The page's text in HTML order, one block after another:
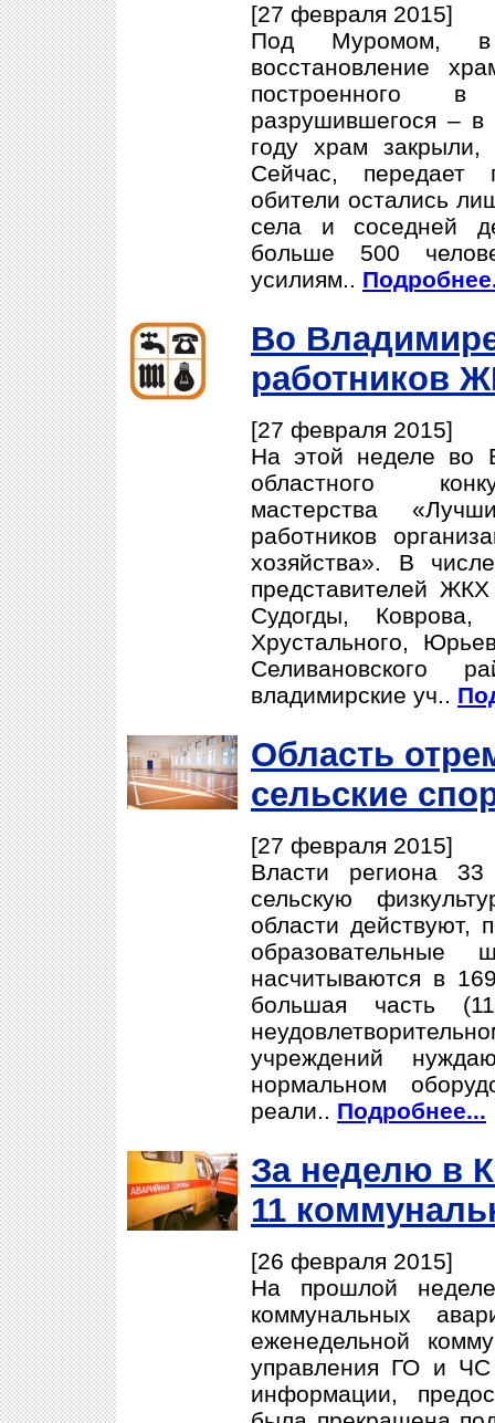
[27 февраля 2015]
Под Муромом, в
восстановление
построенного
разрушившегося –
году храм закрыли,
Сейчас, передает
обители остались
села и соседней
больше 500
усилиям..
Во
работников
[27 февраля 2015]
На этой неделе во
областного
мастерства
работников
хозяйства». В
представителей
Судогды,
Хрустального,
владимирские уч..
Область
сельские
[27 февраля 2015]
Власти региона
сельскую
области действуют,
насчитываются в
большая часть
учреждений
нормальном
реали.. Подробнее...
За неделю в
11
[26 февраля 2015]
На прошлой
коммунальных
еженедельной
управления ГО и
информации,